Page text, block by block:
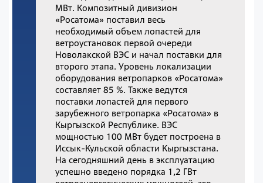
МВт. Композитный дивизион
«Росатома» поставил весь
необходимый объем лопастей для
ветроустановок первой очереди
Новолакской ВЭС и начал поставки для
второго этапа. Уровень локализации
оборудования ветропарков «Росатома»
составляет 85 %. Также ведутся
поставки лопастей для первого
зарубежного ветропарка «Росатома» в
Кыргызской Республике. ВЭС
мощностью 100 МВт будет построена в
Иссык-Кульской области Кыргызстана.
На сегодняшний день в эксплуатацию
успешно введено порядка 1,2 ГВт